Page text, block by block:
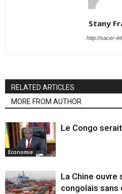
Stany
http://sacer-
RELATED ARTICLES
MORE FROM AUTHOR
Economie
Le Congo
La Chine
congolais sans